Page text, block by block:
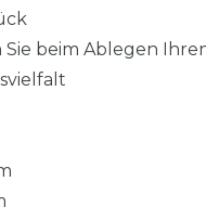
beim Ablegen